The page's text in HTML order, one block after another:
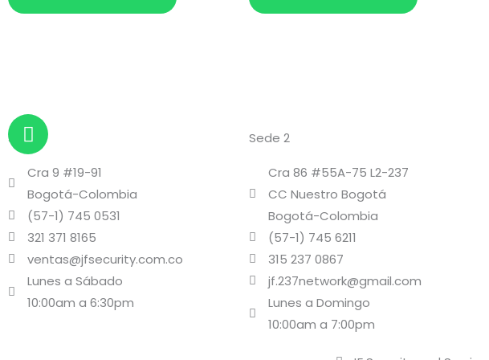
W
h
a
t
s
a
p
p
Sede 1
Cra 9 #19-91
Bogotá-Colombia
(57-1) 745 0531
321 371 8165
ventas@jfsecurity.com.co
Lunes a Sábado
10:00am a 6:30pm
Sede 2
Cra 86 #55A-75 L2-237
CC Nuestro Bogotá
Bogotá-Colombia
(57-1) 745 6211
315 237 0867
jf.237network@gmail.com
Lunes a Domingo
10:00am a 7:00pm